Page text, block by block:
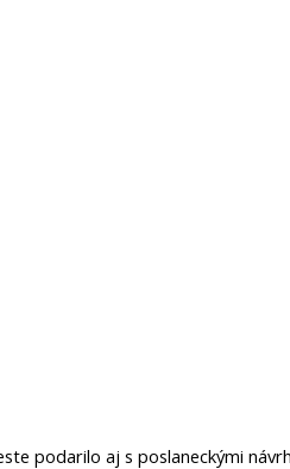
podarilo aj s poslaneckými